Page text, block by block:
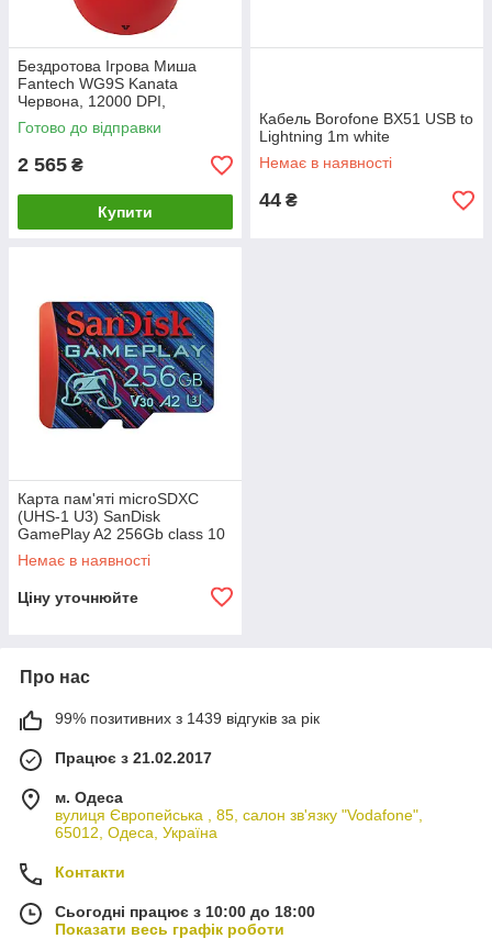
Бездротова Ігрова Миша
Fantech WG9S Kanata
Червона, 12000 DPI,
бездротова, для ігор та офісу
Готово до відправки
2 565 ₴
Купити
Кабель Borofone BX51 USB to
Lightning 1m white
Немає в наявності
44 ₴
Карта пам'яті microSDXC
(UHS-1 U3) SanDisk
GamePlay A2 256Gb class 10
V30 (R190MB/s,W130MB/s)
Немає в наявності
Ціну уточнюйте
Про нас
99% позитивних з 1439 відгуків за рік
Працює з 21.02.2017
м. Одеса
вулиця Європейська , 85, салон зв'язку "Vodafone",
65012, Одеса, Україна
Контакти
Сьогодні працює з 10:00 до 18:00
Показати весь графік роботи